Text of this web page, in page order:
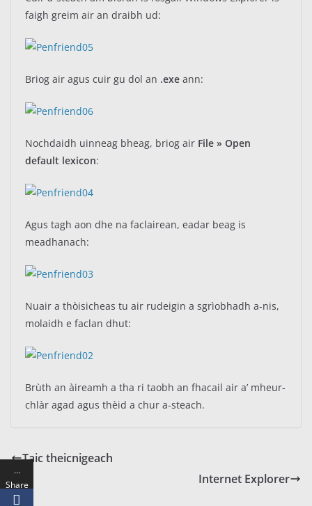
faigh greim air an draibh ud:
Briog air agus cuir gu dol an .exe ann:
Nochdaidh uinneag bheag, briog air File » Open
default lexicon:
Agus tagh aon dhe na faclairean, eadar beag is
meadhanach:
Nuair a thòisicheas tu air rudeigin a sgrìobhadh a-nis,
molaidh e faclan dhut:
Brùth an àireamh a tha ri taobh an fhacail air a’ mheur-
chlàr agad agus thèid a chur a-steach.
Taic theicnigeach
Internet Explorer
…
Share
s